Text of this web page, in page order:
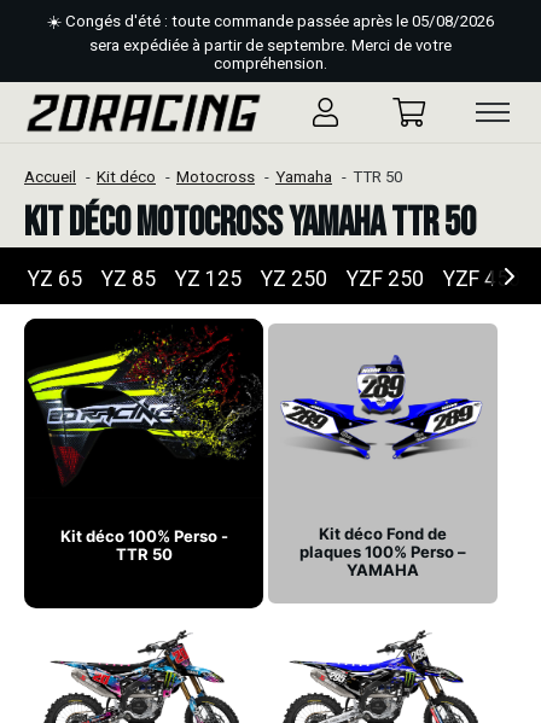
☀️ Congés d'été : toute commande passée après le 05/08/2026
sera expédiée à partir de septembre. Merci de votre
compréhension.
Accueil Kit déco Motocross Yamaha TTR 50
Kit déco Motocross Yamaha TTR 50
YZ 65 YZ 85 YZ 125 YZ 250 YZF 250 YZF 450
Kit déco 100% Perso -
TTR 50
Kit déco Fond de
plaques 100% Perso –
YAMAHA